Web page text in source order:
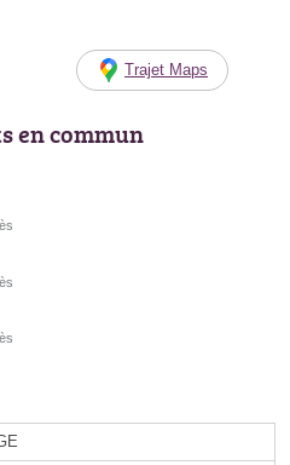
Trajet Maps
en commun